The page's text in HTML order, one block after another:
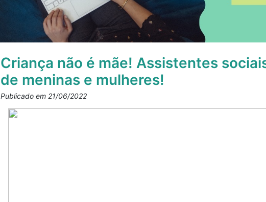
Criança não é mãe! Assistentes
de meninas e mulheres!
Publicado em 21/06/2022